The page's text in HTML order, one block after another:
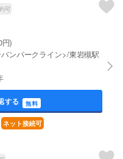
可
円)
ンパークライン>/東岩槻駅
する 無料
ネット接続可